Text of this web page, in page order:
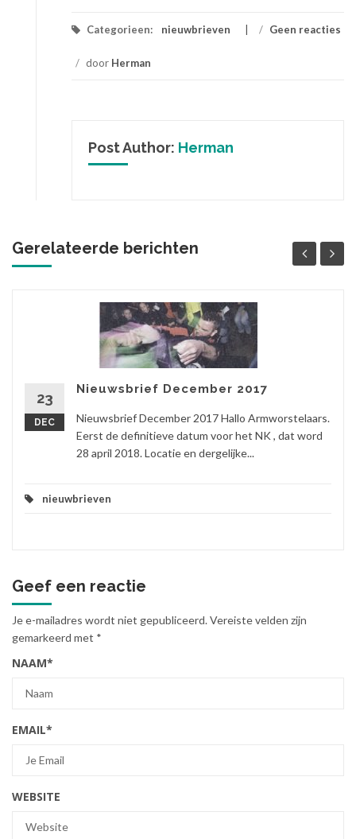
Categorieen: nieuwbrieven / Geen reacties
/ door Herman
Post Author: Herman
Gerelateerde berichten
23
DEC
Nieuwsbrief December 2017
Nieuwsbrief December 2017 Hallo Armworstelaars.
Eerst de definitieve datum voor het NK , dat word
28 april 2018. Locatie en dergelijke...
nieuwbrieven
Geef een reactie
Je e-mailadres wordt niet gepubliceerd.Vereiste velden zijn
gemarkeerd met *
NAAM*
EMAIL*
WEBSITE